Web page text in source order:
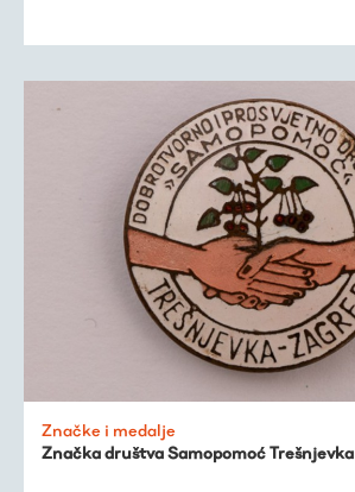
Značke i medalje
Značka društva Samopomoć Trešnjevka